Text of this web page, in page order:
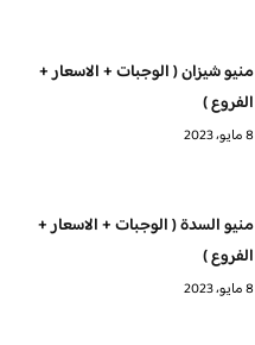
منيو شيزان ( الوجبات + الاسعار +
الفروع )
8 مايو، 2023
منيو السدة ( الوجبات + الاسعار +
الفروع )
8 مايو، 2023